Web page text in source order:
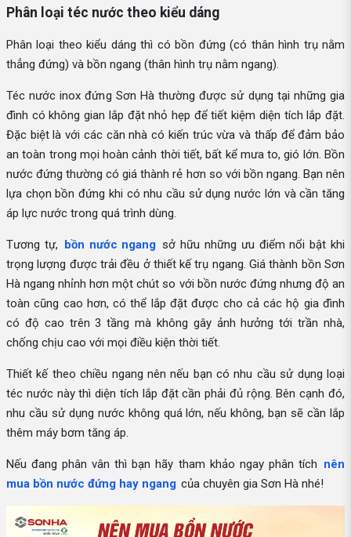
Phân loại téc nước theo kiểu dáng
Phân loại theo kiểu dáng thì có bồn đứng (có thân hình trụ nằm
thẳng đứng) và bồn ngang (thân hình trụ nằm ngang).
Téc nước inox đứng Sơn Hà thường được sử dụng tại những gia
đình có không gian lắp đặt nhỏ hẹp để tiết kiệm diện tích lắp đặt.
Đặc biệt là với các căn nhà có kiến trúc vừa và thấp để đảm bảo
an toàn trong mọi hoàn cảnh thời tiết, bất kể mưa to, gió lớn. Bồn
nước đứng thường có giá thành rẻ hơn so với bồn ngang. Bạn nên
lựa chọn bồn đứng khi có nhu cầu sử dụng nước lớn và cần tăng
áp lực nước trong quá trình dùng.
Tương tự, bồn nước ngang sở hữu những ưu điểm nổi bật khi
trọng lượng được trải đều ở thiết kế trụ ngang. Giá thành bồn Sơn
Hà ngang nhỉnh hơn một chút so với bồn nước đứng nhưng độ an
toàn cũng cao hơn, có thể lắp đặt được cho cả các hộ gia đình
có độ cao trên 3 tầng mà không gây ảnh hưởng tới trần nhà,
chống chịu cao với mọi điều kiện thời tiết.
Thiết kế theo chiều ngang nên nếu bạn có nhu cầu sử dụng loại
téc nước này thì diện tích lắp đặt cần phải đủ rộng. Bên cạnh đó,
nhu cầu sử dụng nước không quá lớn, nếu không, bạn sẽ cần lắp
thêm máy bơm tăng áp.
Nếu đang phân vân thì bạn hãy tham khảo ngay phân tích nên
mua bồn nước đứng hay ngang của chuyên gia Sơn Hà nhé!